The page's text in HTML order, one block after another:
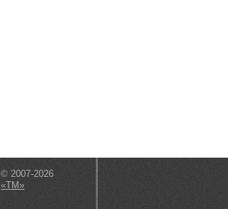
© 2007-2026
«ТМ»